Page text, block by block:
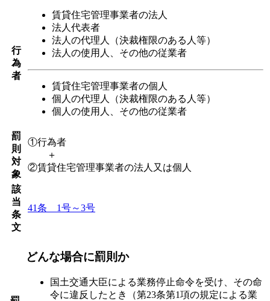
行
為
者
賃貸住宅管理事業者の法人
法人代表者
法人の代理人（決裁権限のある人等）
法人の使用人、その他の従業者
賃貸住宅管理事業者の個人
個人の代理人（決裁権限のある人等）
個人の使用人、その他の従業者
罰
則
対
象
①行為者
＋
②賃貸住宅管理事業者の法人又は個人
該
当
条
文
41条 1号～3号
どんな場合に罰則か
国土交通大臣による業務停止命令を受け、その命
令に違反したとき（第23条第1項の規定による業